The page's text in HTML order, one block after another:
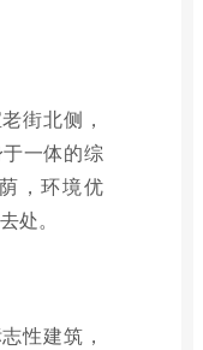
街北侧，
一体的综
，环境优
处。
性建筑，